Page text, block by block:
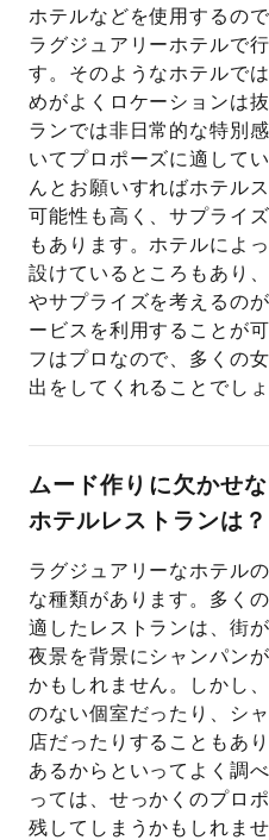
ホテルなどを使用するの
ラグジュアリーホテルで
す。そのようなホテルで
めがよくロケーションは
ランでは非日常的な特別
いてプロポーズに適して
んとお願いすればホテル
可能性も高く、サプライ
もあります。ホテルによ
設けているところもあり
やサプライズを考えるの
ービスを利用することが
フはプロなので、多くの
出をしてくれることでしょ
ムード作りに欠かせ
ホテルレストランは？
ラグジュアリーなホテル
な種類があります。多く
適したレストランは、街
夜景を背景にシャンパン
かもしれません。しかし
のない個室だったり、シ
店だったりすることもあ
あるからといってよく調
っては、せっかくのプロ
残してしまうかもしれま